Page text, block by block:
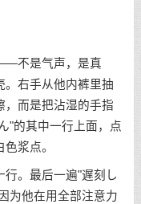
不是气声，是真
。右手从他内裤里抽
，而是把沾湿的手指
"的其中一行上面，点
浆点。
。最后一遍"遅刻し
为他在用全部注意力